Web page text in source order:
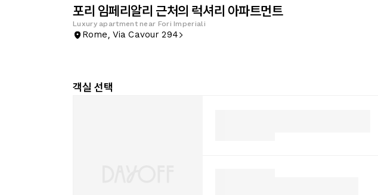
포리 임페리알리 근처의 럭셔리 아파트먼트
Luxury apartment near Fori Imperiali
Rome, Via Cavour 294
객실 선택